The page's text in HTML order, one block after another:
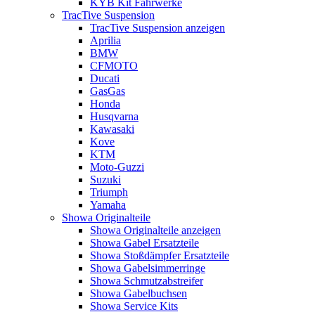
KYB Kit Fahrwerke
TracTive Suspension
TracTive Suspension anzeigen
Aprilia
BMW
CFMOTO
Ducati
GasGas
Honda
Husqvarna
Kawasaki
Kove
KTM
Moto-Guzzi
Suzuki
Triumph
Yamaha
Showa Originalteile
Showa Originalteile anzeigen
Showa Gabel Ersatzteile
Showa Stoßdämpfer Ersatzteile
Showa Gabelsimmerringe
Showa Schmutzabstreifer
Showa Gabelbuchsen
Showa Service Kits